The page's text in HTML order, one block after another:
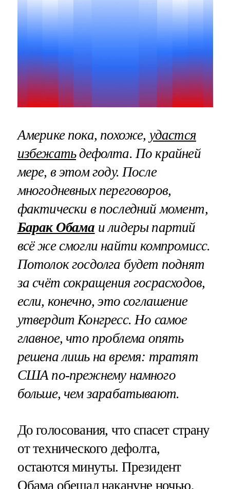
Америке пока, похоже, удастся
избежатьдефолта. По крайней
мере, в этом году. После
многодневных переговоров,
фактически в последний момент,
Барак Обама и лидеры партий
всё же смогли найти компромисс.
Потолок госдолга будет поднят
за счёт сокращения госрасходов,
если, конечно, это соглашение
утвердит Конгресс. Но самое
главное, что проблема опять
решена лишь на время: тратят
США по-прежнему намного
больше, чем зарабатывают.
До голосования, что спасет страну
от технического дефолта,
остаются минуты. Президент
Обама обещал накануне ночью,